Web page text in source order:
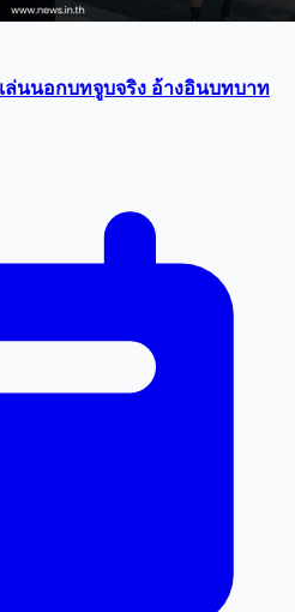
ล่นนอกบทจูบจริง อ้างอินบทบาท